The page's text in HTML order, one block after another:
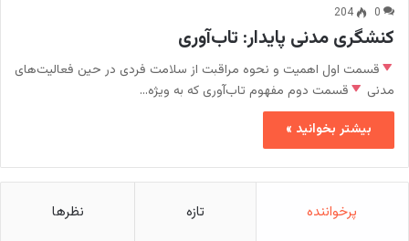
0
204
کنشگری مدنی پایدار: تاب‌آوری
قسمت اول اهمیت و نحوه مراقبت از سلامت فردی در حین فعالیت‌های
مدنی
قسمت دوم مفهوم تاب‌آوری که به ویژه…
بیشتر بخوانید »
پرخواننده تازه نظرها